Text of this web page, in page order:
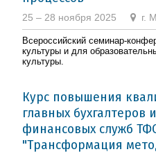
25 – 28 ноября 2025 г.
Всероссийский семинар-
культуры и для
культуры.
Курс повышения
главных бухгалтеров
финансовых служб
"Трансформация